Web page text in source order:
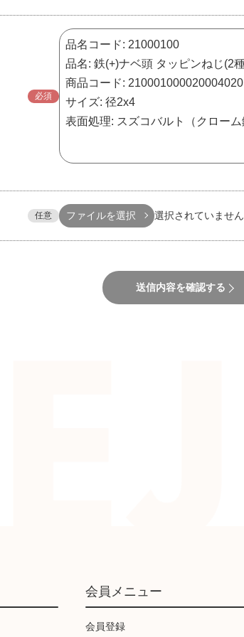
必須
任意 ファイルを選択 選択されていません
送信内容を確認する
会員メニュー
会員登録